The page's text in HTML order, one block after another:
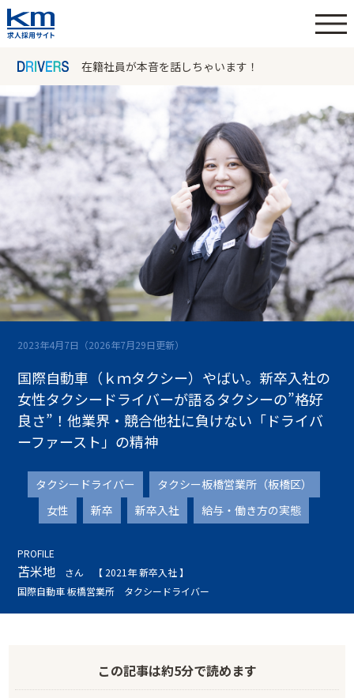
在籍社員が本音を話しちゃいます！
2023年4月7日 （2026年7月29日更新）
国際自動車（ｋｍタクシー）やばい。新卒入社の
女性タクシードライバーが語るタクシーの”格好
良さ”！他業界・競合他社に負けない「ドライバ
ーファースト」の精神
タクシードライバー
タクシー板橋営業所（板橋区）
女性
新卒 新卒入社 給与・働き方の実態
PROFILE
苫米地 さん
【 2021年 新卒入社 】
国際自動車 板橋営業所 タクシードライバー
この記事は約5分で読めます